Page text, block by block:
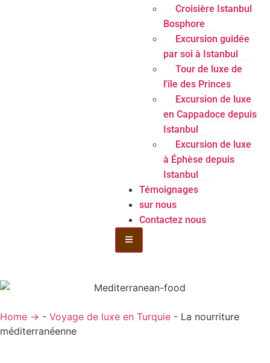
Croisière Istanbul
Bosphore
Excursion guidée
par soi à Istanbul
Tour de luxe de
l'île des Princes
Excursion de luxe
en Cappadoce depuis
Istanbul
Excursion de luxe
à Éphèse depuis
Istanbul
Témoignages
sur nous
Contactez nous
Menu de la bouteille Toggle
Home → - Voyage de luxe en Turquie - La nourriture
méditerranéenne